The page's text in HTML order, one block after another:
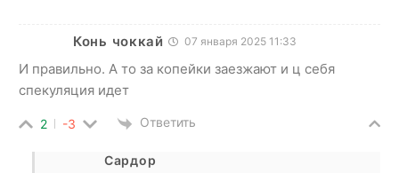
Конь чоккай 07 января 2025 11:33
И правильно. А то за копейки заезжают и ц себя
спекуляция идет
2 -3 Ответить
Сардор